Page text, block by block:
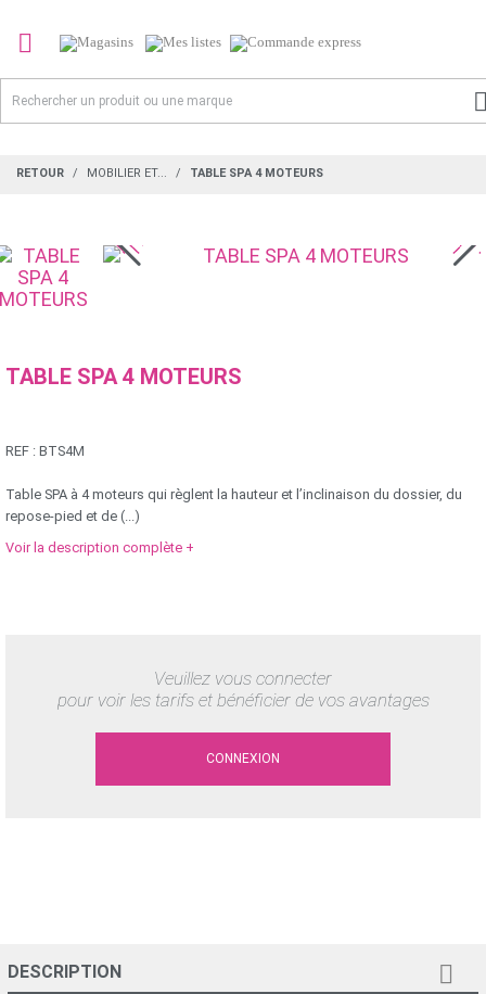

RETOUR MOBILIER ET... TABLE SPA 4 MOTEURS
TABLE SPA 4 MOTEURS
REF : BTS4M
Table SPA à 4 moteurs qui règlent la hauteur et l’inclinaison du dossier, du
repose-pied et de (...)
Voir la description complète +
Veuillez vous connecter
pour voir les tarifs et bénéficier de vos avantages
CONNEXION
DESCRIPTION 